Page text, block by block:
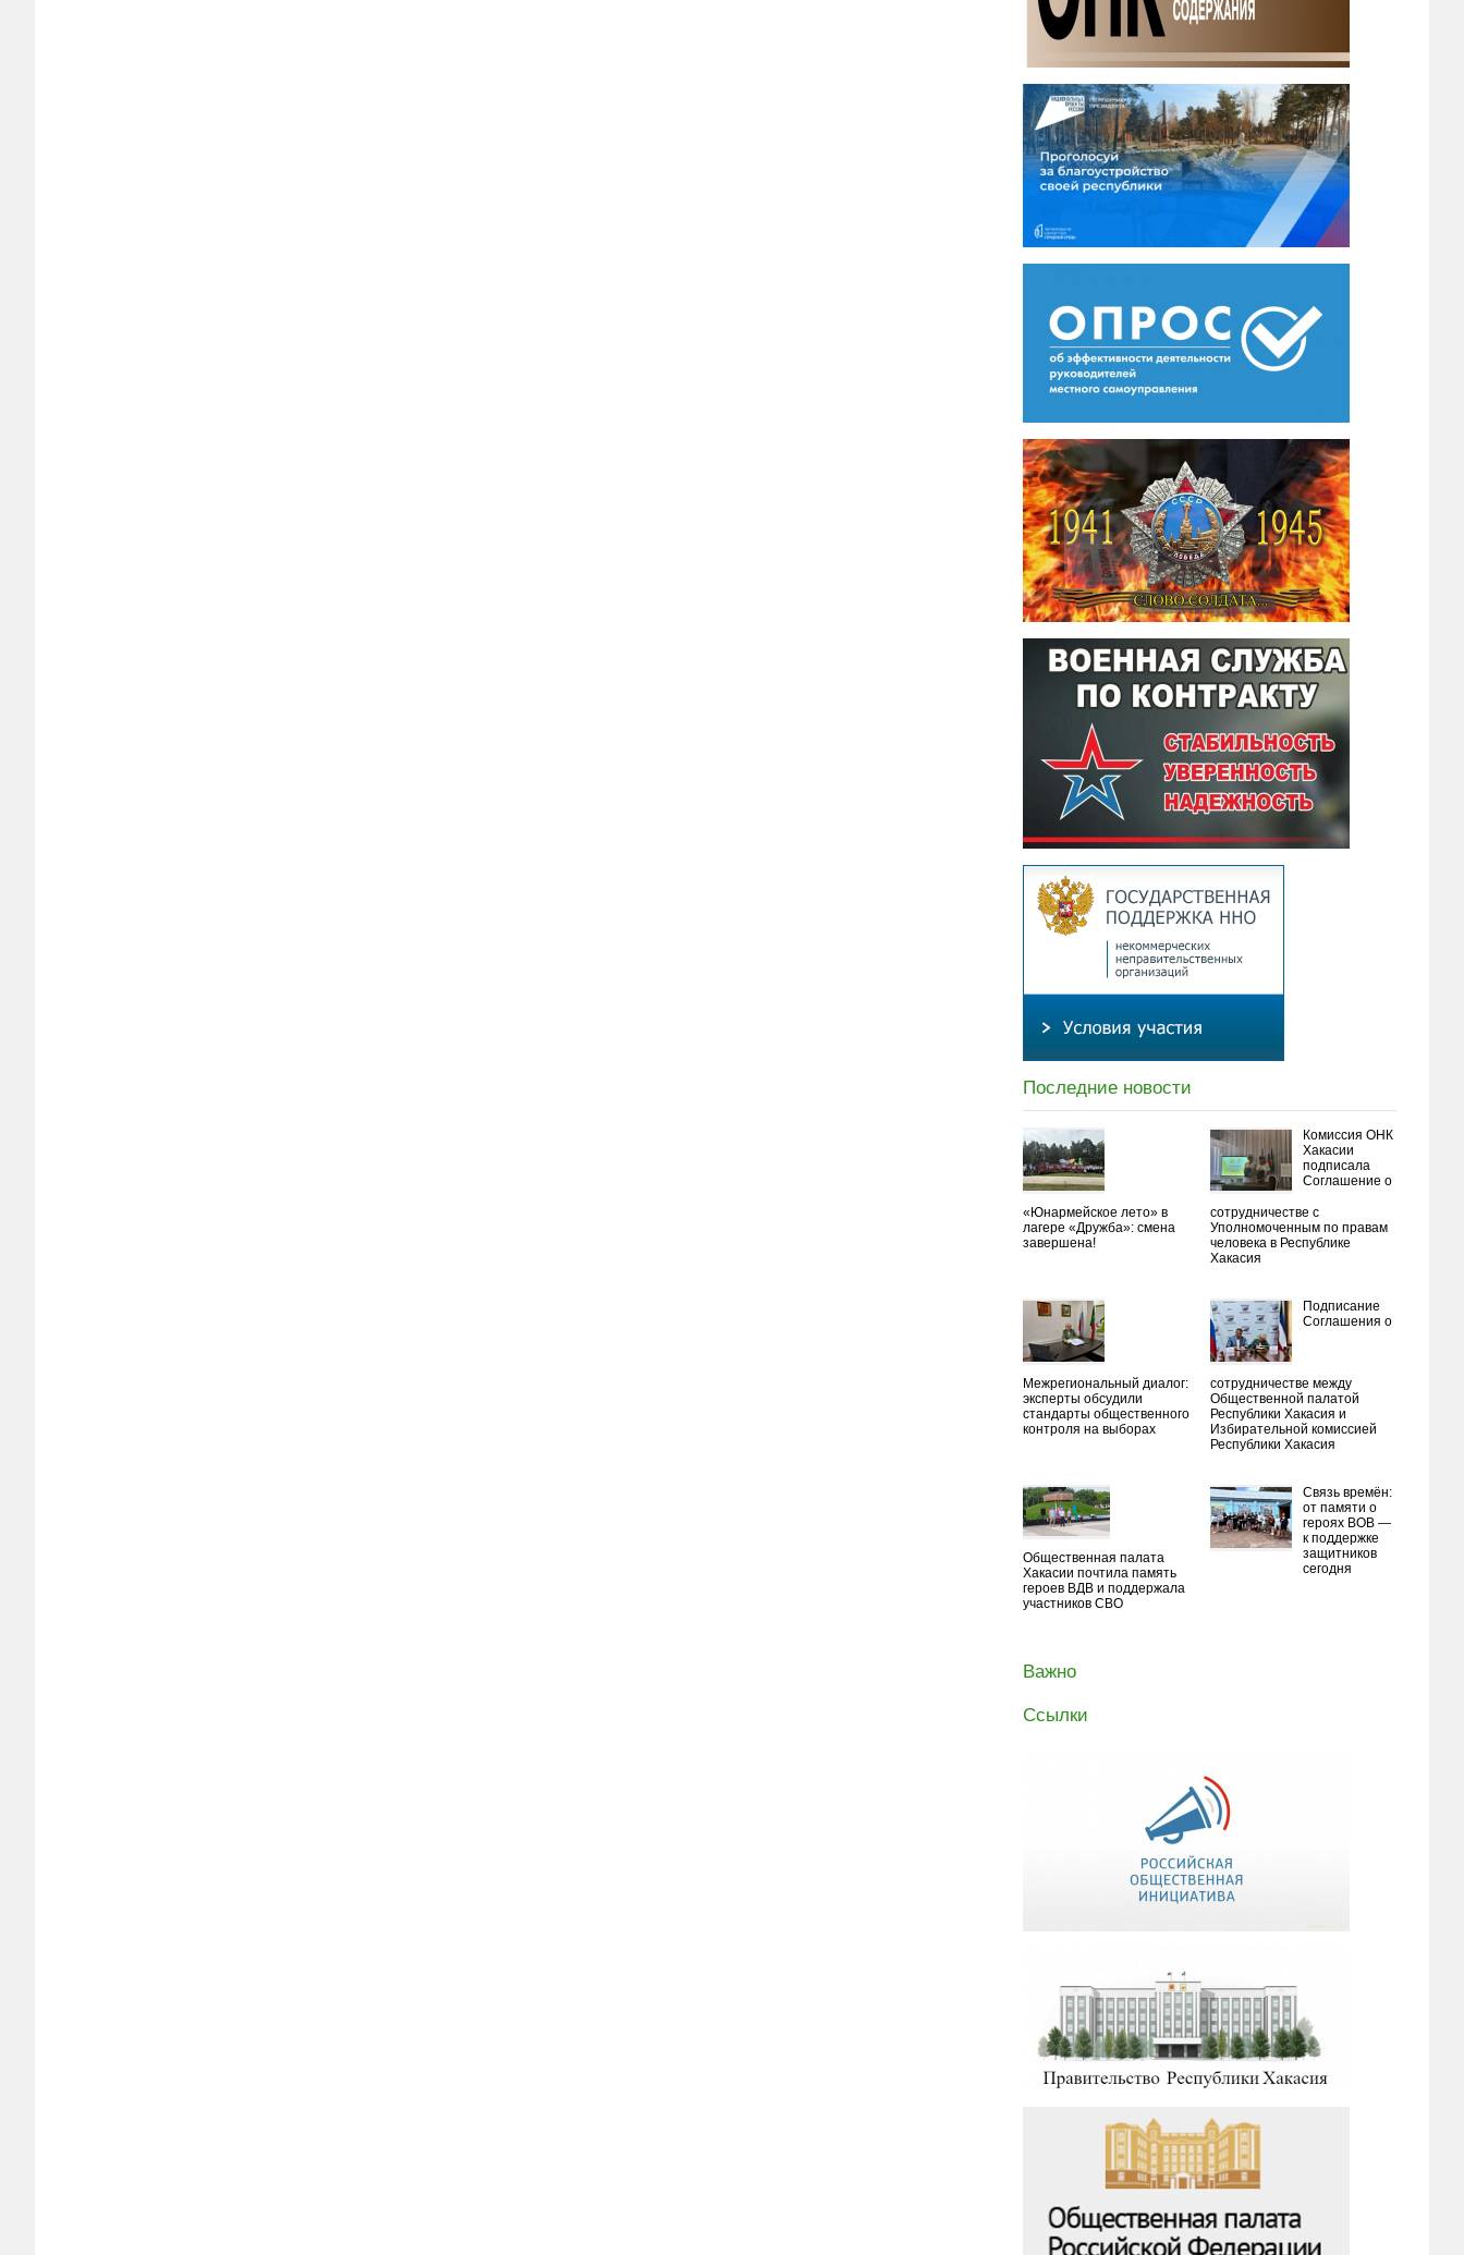
Последние новости
«Юнармейское лето» в
лагере «Дружба»: смена
завершена!
Комиссия ОНК
Хакасии
подписала
Соглашение о
сотрудничестве с
Уполномоченным по правам
человека в Республике
Хакасия
Межрегиональный диалог:
эксперты обсудили
стандарты общественного
контроля на выборах
Подписание
Соглашения о
сотрудничестве между
Общественной палатой
Республики Хакасия и
Избирательной комиссией
Республики Хакасия
Общественная палата
Хакасии почтила память
героев ВДВ и поддержала
участников СВО
Связь времён:
от памяти о
героях ВОВ —
к поддержке
защитников
сегодня
Важно
Ссылки